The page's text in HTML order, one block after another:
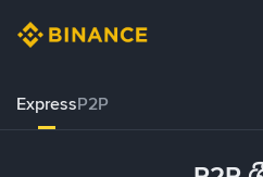
ExpressP2P